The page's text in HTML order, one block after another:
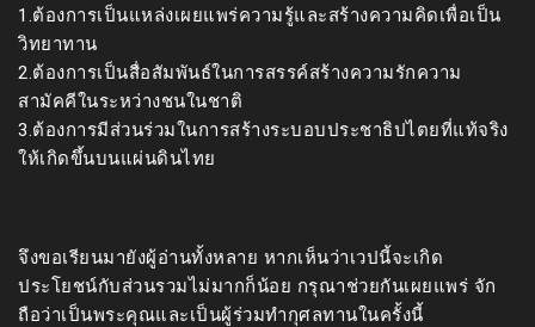
1.ต้องการเป็นแหล่งเผยแพร่ความรู้และสร้างความคิดเพื่อเป็น
วิทยาทาน
2.ต้องการเป็นสื่อสัมพันธ์ในการสรรค์สร้างความรักความ
สามัคคีในระหว่างชนในชาติ
3.ต้องการมีส่วนร่วมในการสร้างระบอบประชาธิปไตยที่แท้จริง
ให้เกิดขึ้นบนแผ่นดินไทย
จึงขอเรียนมายังผู้อ่านทั้งหลาย หากเห็นว่าเวปนี้จะเกิด
ประโยชน์กับส่วนรวมไม่มากก็น้อย กรุณาช่วยกันเผยแพร่ จัก
ถือว่าเป็นพระคุณและเป็นผู้ร่วมทำกุศลทานในครั้งนี้